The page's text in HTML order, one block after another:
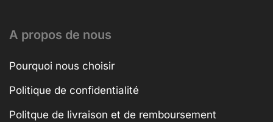
A propos de nous
Pourquoi nous choisir
Politique de confidentialité
Politque de livraison et de remboursement